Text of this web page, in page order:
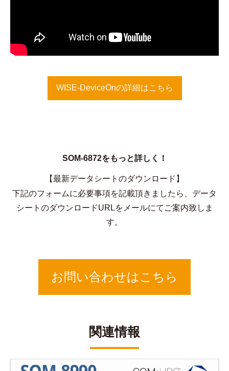
WISE-DeviceOnの詳細はこちら
SOM-6872をもっと詳しく！
【最新データシートのダウンロード】
下記のフォームに必要事項を記載頂きましたら、データ
シートのダウンロードURLをメールにてご案内致しま
す。
お問い合わせはこちら
関連情報